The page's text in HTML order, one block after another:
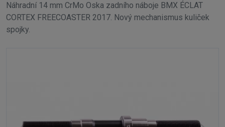
Náhradní 14 mm CrMo Oska zadního náboje BMX ÉCLAT
CORTEX FREECOASTER 2017. Nový mechanismus kuliček
spojky.